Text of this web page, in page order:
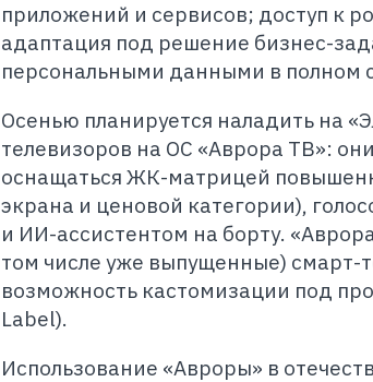
приложений и сервисов; доступ к
адаптация под решение бизнес-
персональными данными в полном
Осенью планируется наладить на
телевизоров на ОС «Аврора ТВ»:
оснащаться ЖК-матрицей
экрана и ценовой категории),
и ИИ-ассистентом на борту.
том числе уже выпущенные)
возможность кастомизации под
Label).
Использование «Авроры» в